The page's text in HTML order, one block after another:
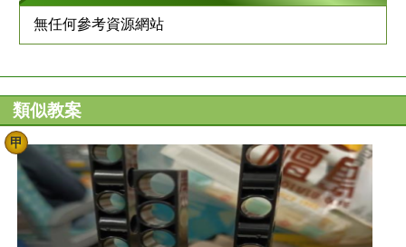
無任何參考資源網站
類似教案
甲